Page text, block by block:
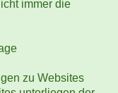
immer die
zu Websites